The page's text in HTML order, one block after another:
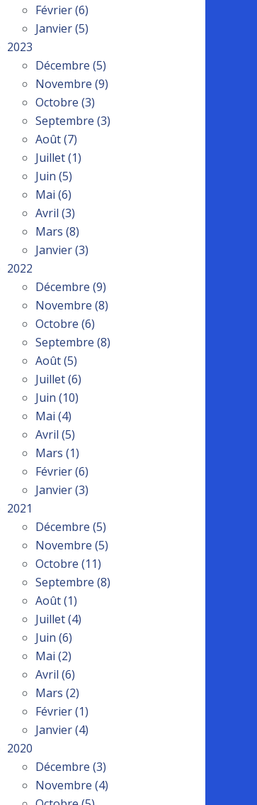
Février(6)
Janvier(5)
2023
Décembre (5)
Novembre (9)
Octobre (3)
Septembre (3)
Août(7)
Juillet(1)
Juin (5)
Mai (6)
Avril (3)
Mars (8)
Janvier(3)
2022
Décembre (9)
Novembre (8)
Octobre (6)
Septembre (8)
Août(5)
Juillet(6)
Juin (10)
Mai (4)
Avril (5)
Mars (1)
Février(6)
Janvier(3)
2021
Décembre (5)
Novembre (5)
Octobre (11)
Septembre (8)
Août(1)
Juillet(4)
Juin (6)
Mai (2)
Avril (6)
Mars (2)
Février(1)
Janvier(4)
2020
Décembre (3)
Novembre (4)